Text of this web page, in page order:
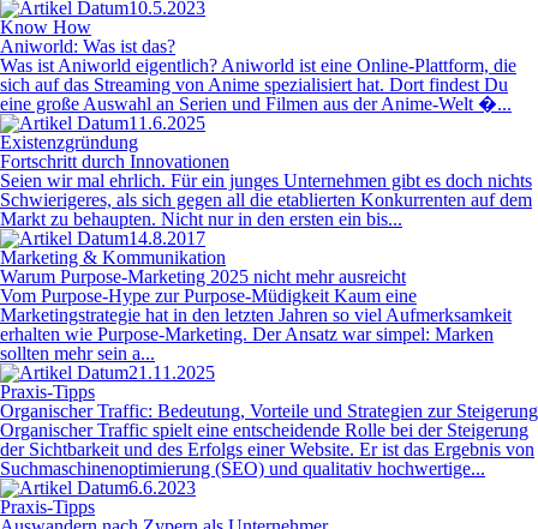
10.5.2023
Know How
Aniworld: Was ist das?
Was ist Aniworld eigentlich? Aniworld ist eine Online-Plattform, die
sich auf das Streaming von Anime spezialisiert hat. Dort findest Du
eine große Auswahl an Serien und Filmen aus der Anime-Welt �...
11.6.2025
Existenzgründung
Fortschritt durch Innovationen
Seien wir mal ehrlich. Für ein junges Unternehmen gibt es doch nichts
Schwierigeres, als sich gegen all die etablierten Konkurrenten auf dem
Markt zu behaupten. Nicht nur in den ersten ein bis...
14.8.2017
Marketing & Kommunikation
Warum Purpose-Marketing 2025 nicht mehr ausreicht
Vom Purpose-Hype zur Purpose-Müdigkeit Kaum eine
Marketingstrategie hat in den letzten Jahren so viel Aufmerksamkeit
erhalten wie Purpose-Marketing. Der Ansatz war simpel: Marken
sollten mehr sein a...
21.11.2025
Praxis-Tipps
Organischer Traffic: Bedeutung, Vorteile und Strategien zur Steigerung
Organischer Traffic spielt eine entscheidende Rolle bei der Steigerung
der Sichtbarkeit und des Erfolgs einer Website. Er ist das Ergebnis von
Suchmaschinenoptimierung (SEO) und qualitativ hochwertige...
6.6.2023
Praxis-Tipps